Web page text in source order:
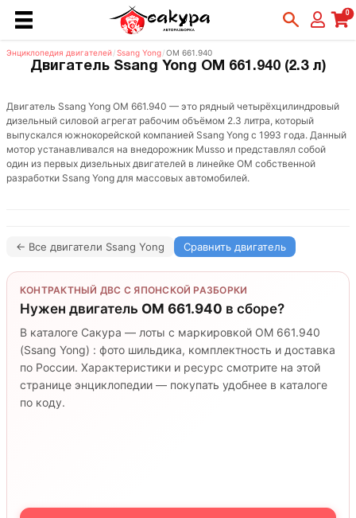
0
Энциклопедия двигателей/Ssang Yong/OM 661.940
Двигатель Ssang Yong OM 661.940 (2.3 л)
Двигатель Ssang Yong OM 661.940 — это рядный четырёхцилиндровый
дизельный силовой агрегат рабочим объёмом 2.3 литра, который
выпускался южнокорейской компанией Ssang Yong с 1993 года. Данный
мотор устанавливался на внедорожник Musso и представлял собой
один из первых дизельных двигателей в линейке OM собственной
разработки Ssang Yong для массовых автомобилей.
← Все двигатели Ssang Yong Сравнить двигатель
КОНТРАКТНЫЙ ДВС С ЯПОНСКОЙ РАЗБОРКИ
Нужен двигатель OM 661.940 в сборе?
В каталоге Сакура — лоты с маркировкой OM 661.940
(Ssang Yong) : фото шильдика, комплектность и доставка
по России. Характеристики и ресурс смотрите на этой
странице энциклопедии — покупать удобнее в каталоге
по коду.